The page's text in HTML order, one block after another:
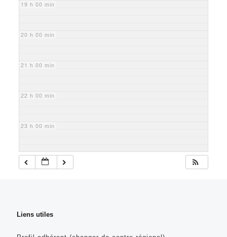
19 h 00 min
20 h 00 min
21 h 00 min
22 h 00 min
23 h 00 min
Liens utiles